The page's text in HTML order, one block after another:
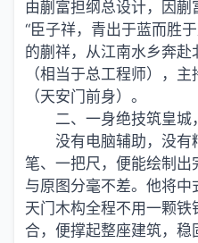
由蒯富担纲总设计，因蒯
“臣子祥，青出于蓝而胜
的蒯祥，从江南水乡奔
（相当于总工程师），
（天安门前身）。
二、一身绝技筑皇城
没有电脑辅助，没有
笔、一把尺，便能绘制
与原图分毫不差。他将
天门木构全程不用一颗
合，便撑起整座建筑，稳